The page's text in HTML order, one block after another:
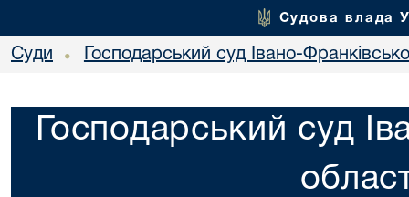
Судова влада
Суди • Господарський суд Івано-
Господарський суд